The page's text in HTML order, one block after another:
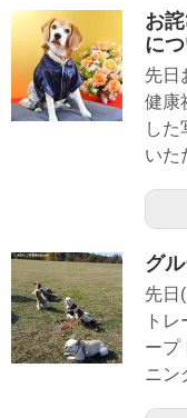
お
に
先日
健康
した
いた
グ
先日
ト
ープ
ニン